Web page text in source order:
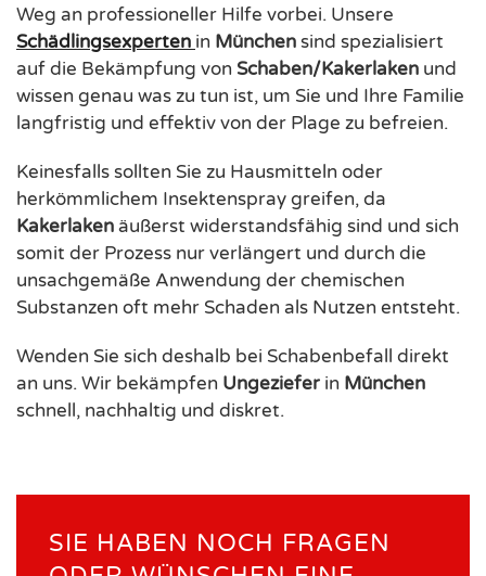
Weg an professioneller Hilfe vorbei. Unsere
Schädlingsexperten in Münchensind spezialisiert
auf die Bekämpfung von Schaben/Kakerlaken und
wissen genau was zu tun ist, um Sie und Ihre Familie
langfristig und effektiv von der Plage zu befreien.
Keinesfalls sollten Sie zu Hausmitteln oder
herkömmlichem Insektenspray greifen, da
Kakerlakenäußerst widerstandsfähig sind und sich
somit der Prozess nur verlängert und durch die
unsachgemäße Anwendung der chemischen
Substanzen oft mehr Schaden als Nutzen entsteht.
Wenden Sie sich deshalb bei Schabenbefall direkt
an uns. Wir bekämpfen Ungeziefer in München
schnell, nachhaltig und diskret.
SIE HABEN NOCH FRAGEN